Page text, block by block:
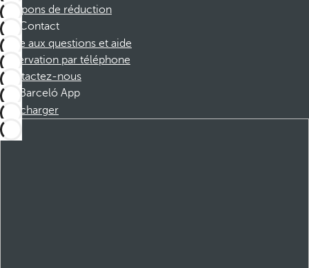
Coupons de réduction
Contact
Foire aux questions et aide
Réservation par téléphone
Contactez-nous
Barceló App
Télécharger